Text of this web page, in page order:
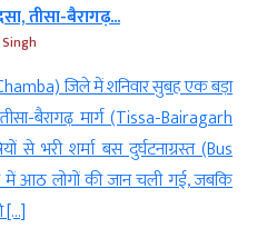
शशि थरूर...
के साथ राष्ट्रीय स्वयंसेवक संघ
के संवाद पर कांग्रेस सांसद
ने प्रतिक्रिया दी है। उन्होंने
हुए दावा किया कि सत्ताधारी BJP को
[…]